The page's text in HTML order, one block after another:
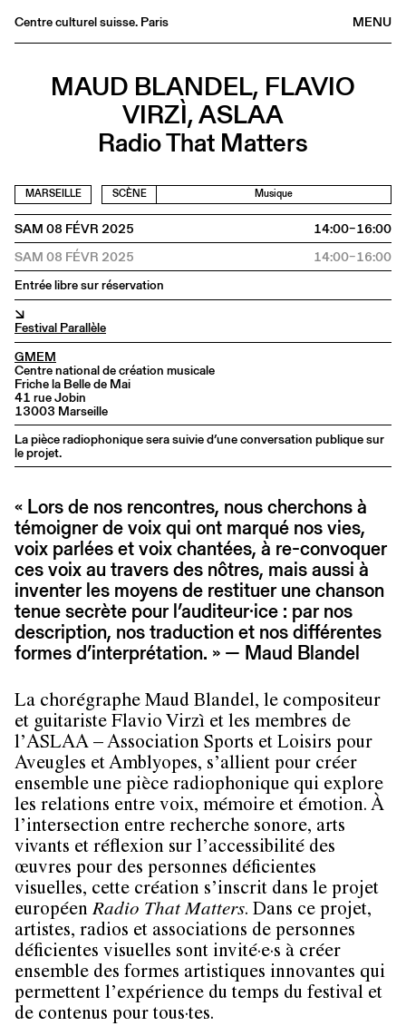
MENU
Centre culturel suisse. Paris
Librairie
Éditions
Informations
FR/EN
MAUD BLANDEL, FLAVIO
VIRZÌ, ASLAA
Radio That Matters
MARSEILLE SCÈNE Musique
SAM 08 FÉVR 2025
14:00–16:00
SAM 08 FÉVR 2025
14:00–16:00
Entrée libre sur réservation
↘
Festival Parallèle
GMEM
Centre national de création musicale
Friche la Belle de Mai
41 rue Jobin
13003 Marseille
La pièce radiophonique sera suivie d’une conversation publique sur
le projet.
« Lors de nos rencontres, nous cherchons à
témoigner de voix qui ont marqué nos vies,
voix parlées et voix chantées, à re-convoquer
ces voix au travers des nôtres, mais aussi à
inventer les moyens de restituer une chanson
tenue secrète pour l’auditeur·ice : par nos
description, nos traduction et nos différentes
formes d’interprétation. » — Maud Blandel
La chorégraphe Maud Blandel, le compositeur
et guitariste Flavio Virzì et les membres de
l’ASLAA – Association Sports et Loisirs pour
Aveugles et Amblyopes, s’allient pour créer
ensemble une pièce radiophonique qui explore
les relations entre voix, mémoire et émotion. À
l’intersection entre recherche sonore, arts
vivants et réflexion sur l’accessibilité des
œuvres pour des personnes déficientes
visuelles, cette création s’inscrit dans le projet
européenRadio That Matters. Dans ce projet,
artistes, radios et associations de personnes
déficientes visuelles sont invité·e·s à créer
ensemble des formes artistiques innovantes qui
permettent l’expérience du temps du festival et
de contenus pour tous·tes.